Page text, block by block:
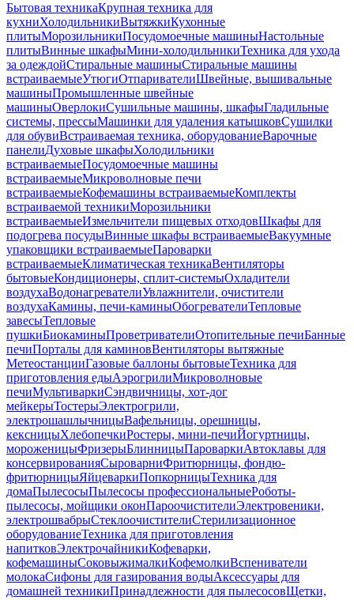
Бытовая техникаКрупная техника для
кухниХолодильникиВытяжкиКухонные
плитыМорозильникиПосудомоечные машиныНастольные
плитыВинные шкафыМини-холодильникиТехника для ухода
за одеждойСтиральные машиныСтиральные машины
встраиваемыеУтюгиОтпаривателиШвейные, вышивальные
машиныПромышленные швейные
машиныОверлокиСушильные машины, шкафыГладильные
системы, прессыМашинки для удаления катышковСушилки
для обувиВстраиваемая техника, оборудованиеВарочные
панелиДуховые шкафыХолодильники
встраиваемыеПосудомоечные машины
встраиваемыеМикроволновые печи
встраиваемыеКофемашины встраиваемыеКомплекты
встраиваемой техникиМорозильники
встраиваемыеИзмельчители пищевых отходовШкафы для
подогрева посудыВинные шкафы встраиваемыеВакуумные
упаковщики встраиваемыеПароварки
встраиваемыеКлиматическая техникаВентиляторы
бытовыеКондиционеры, сплит-системыОхладители
воздухаВодонагревателиУвлажнители, очистители
воздухаКамины, печи-каминыОбогревателиТепловые
завесыТепловые
пушкиБиокаминыПроветривателиОтопительные печиБанные
печиПорталы для каминовВентиляторы вытяжные
МетеостанцииГазовые баллоны бытовыеТехника для
приготовления едыАэрогрилиМикроволновые
печиМультиваркиСэндвичницы, хот-дог
мейкерыТостерыЭлектрогрили,
электрошашлычницыВафельницы, орешницы,
кексницыХлебопечкиРостеры, мини-печиЙогуртницы,
мороженицыФризерыБлинницыПароваркиАвтоклавы для
консервированияСыроварниФритюрницы, фондю-
фритюрницыЯйцеваркиПопкорницыТехника для
домаПылесосыПылесосы профессиональныеРоботы-
пылесосы, мойщики оконПароочистителиЭлектровеники,
электрошвабрыСтеклоочистителиСтерилизационное
оборудованиеТехника для приготовления
напитковЭлектрочайникиКофеварки,
кофемашиныСоковыжималкиКофемолкиВспениватели
молокаСифоны для газирования водыАксессуары для
домашней техникиПринадлежности для пылесосовЩетки,